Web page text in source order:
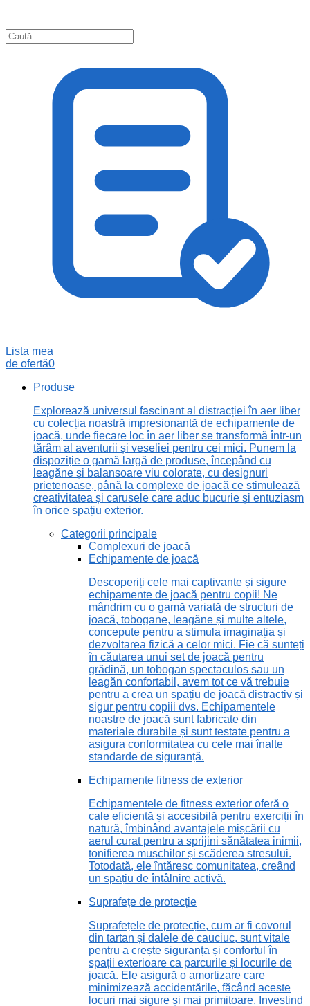
Lista mea
de ofertă0
Produse
Explorează universul fascinant al distracției în aer liber
cu colecția noastră impresionantă de echipamente de
joacă, unde fiecare loc în aer liber se transformă într-un
tărâm al aventurii și veseliei pentru cei mici. Punem la
dispoziție o gamă largă de produse, începând cu
leagăne și balansoare viu colorate, cu designuri
prietenoase, până la complexe de joacă ce stimulează
creativitatea și carusele care aduc bucurie și entuziasm
în orice spațiu exterior.
Categorii principale
Complexuri de joacă
Echipamente de joacă
Descoperiți cele mai captivante și sigure
echipamente de joacă pentru copii! Ne
mândrim cu o gamă variată de structuri de
joacă, tobogane, leagăne și multe altele,
concepute pentru a stimula imaginația și
dezvoltarea fizică a celor mici. Fie că sunteți
în căutarea unui set de joacă pentru
grădină, un tobogan spectaculos sau un
leagăn confortabil, avem tot ce vă trebuie
pentru a crea un spațiu de joacă distractiv și
sigur pentru copiii dvs. Echipamentele
noastre de joacă sunt fabricate din
materiale durabile și sunt testate pentru a
asigura conformitatea cu cele mai înalte
standarde de siguranță.
Echipamente fitness de exterior
Echipamentele de fitness exterior oferă o
cale eficientă și accesibilă pentru exerciții în
natură, îmbinând avantajele mișcării cu
aerul curat pentru a sprijini sănătatea inimii,
tonifierea mușchilor și scăderea stresului.
Totodată, ele întăresc comunitatea, creând
un spațiu de întâlnire activă.
Suprafețe de protecție
Suprafețele de protecție, cum ar fi covorul
din tartan și dalele de cauciuc, sunt vitale
pentru a crește siguranța și confortul în
spații exterioare ca parcurile și locurile de
joacă. Ele asigură o amortizare care
minimizează accidentările, făcând aceste
locuri mai sigure și mai primitoare. Investind